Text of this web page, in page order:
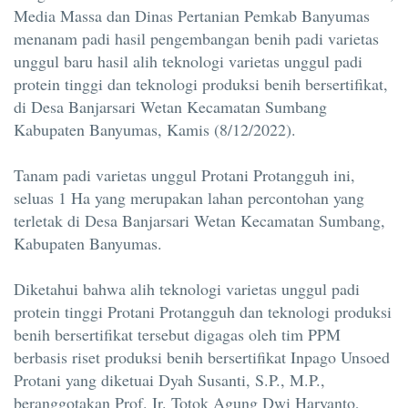
Media Massa dan Dinas Pertanian Pemkab Banyumas
menanam padi hasil pengembangan benih padi varietas
unggul baru hasil alih teknologi varietas unggul padi
protein tinggi dan teknologi produksi benih bersertifikat,
di Desa Banjarsari Wetan Kecamatan Sumbang
Kabupaten Banyumas, Kamis (8/12/2022).
Tanam padi varietas unggul Protani Protangguh ini,
seluas 1 Ha yang merupakan lahan percontohan yang
terletak di Desa Banjarsari Wetan Kecamatan Sumbang,
Kabupaten Banyumas.
Diketahui bahwa alih teknologi varietas unggul padi
protein tinggi Protani Protangguh dan teknologi produksi
benih bersertifikat tersebut digagas oleh tim PPM
berbasis riset produksi benih bersertifikat Inpago Unsoed
Protani yang diketuai Dyah Susanti, S.P., M.P.,
beranggotakan Prof. Ir. Totok Agung Dwi Haryanto,